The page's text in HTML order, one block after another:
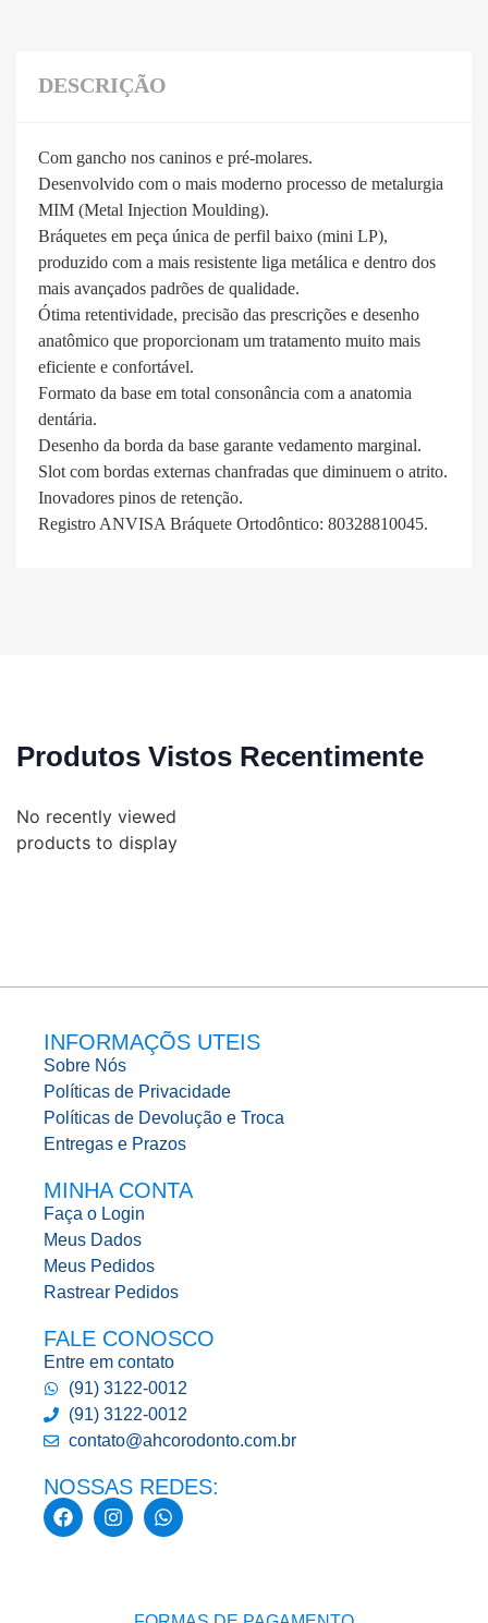
DESCRIÇÃO
Com gancho nos caninos e pré-molares.
Desenvolvido com o mais moderno processo de metalurgia
MIM (Metal Injection Moulding).
Bráquetes em peça única de perfil baixo (mini LP),
produzido com a mais resistente liga metálica e dentro dos
mais avançados padrões de qualidade.
Ótima retentividade, precisão das prescrições e desenho
anatômico que proporcionam um tratamento muito mais
eficiente e confortável.
Formato da base em total consonância com a anatomia
dentária.
Desenho da borda da base garante vedamento marginal.
Slot com bordas externas chanfradas que diminuem o atrito.
Inovadores pinos de retenção.
Registro ANVISA Bráquete Ortodôntico: 80328810045.
Produtos Vistos Recentimente
No recently viewed
products to display
INFORMAÇÕS UTEIS
Sobre Nós
Políticas de Privacidade
Políticas de Devolução e Troca
Entregas e Prazos
MINHA CONTA
Faça o Login
Meus Dados
Meus Pedidos
Rastrear Pedidos
FALE CONOSCO
Entre em contato
(91) 3122-0012
(91) 3122-0012
contato@ahcorodonto.com.br
NOSSAS REDES: